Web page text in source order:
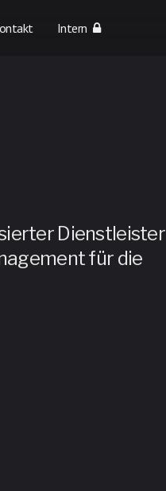
Intern
Dienstleister
für die